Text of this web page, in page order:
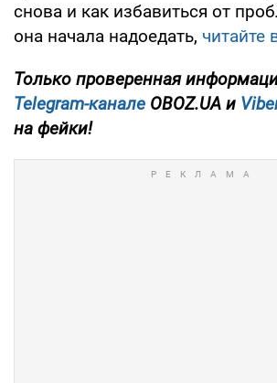
снова и как избавиться от
она начала надоедать, читайте
Только проверенная
Telegram-канале OBOZ.UA и
на фейки!